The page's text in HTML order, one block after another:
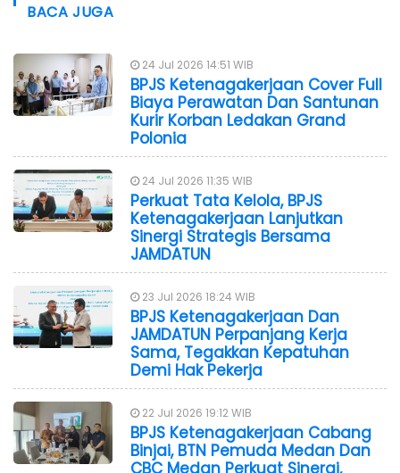
BACA JUGA
24 Jul 2026 14:51 WIB
BPJS Ketenagakerjaan Cover Full
Biaya Perawatan Dan Santunan
Kurir Korban Ledakan Grand
Polonia
24 Jul 2026 11:35 WIB
Perkuat Tata Kelola, BPJS
Ketenagakerjaan Lanjutkan
Sinergi Strategis Bersama
JAMDATUN
23 Jul 2026 18:24 WIB
BPJS Ketenagakerjaan Dan
JAMDATUN Perpanjang Kerja
Sama, Tegakkan Kepatuhan
Demi Hak Pekerja
22 Jul 2026 19:12 WIB
BPJS Ketenagakerjaan Cabang
Binjai, BTN Pemuda Medan Dan
CBC Medan Perkuat Sinergi,